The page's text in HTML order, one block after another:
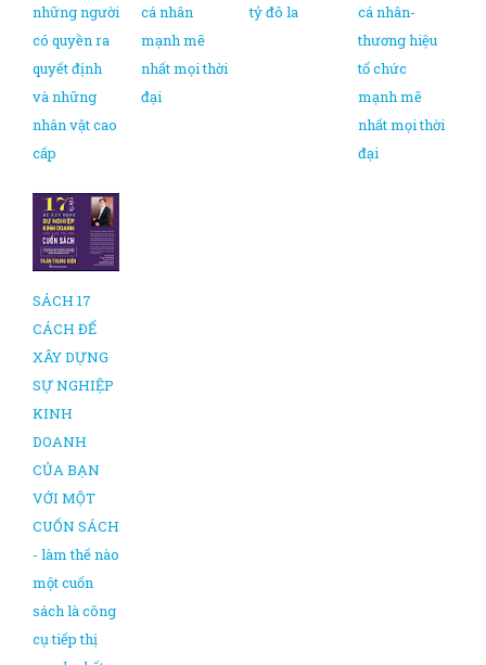
những người
có quyền ra
quyết định
và những
nhân vật cao
cấp
cá nhân
mạnh mẽ
nhất mọi thời
đại
tỷ đô la
cá nhân-
thương hiệu
tổ chức
mạnh mẽ
nhất mọi thời
đại
SÁCH 17
CÁCH ĐỂ
XÂY DỰNG
SỰ NGHIỆP
KINH
DOANH
CỦA BẠN
VỚI MỘT
CUỐN SÁCH
- làm thế nào
một cuốn
sách là công
cụ tiếp thị